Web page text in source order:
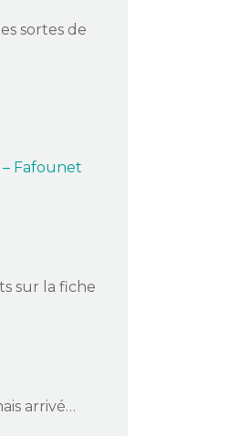
sortes de
Fafounet
sur la fiche
arrivé…